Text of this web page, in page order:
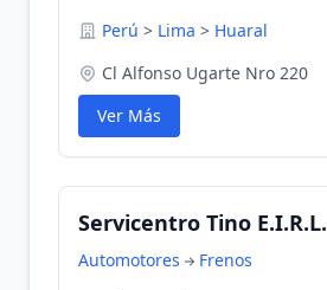
Perú > Lima > Huaral
Cl Alfonso Ugarte Nro 220
Ver Más
Servicentro Tino E.I.R.L.
Automotores
Frenos